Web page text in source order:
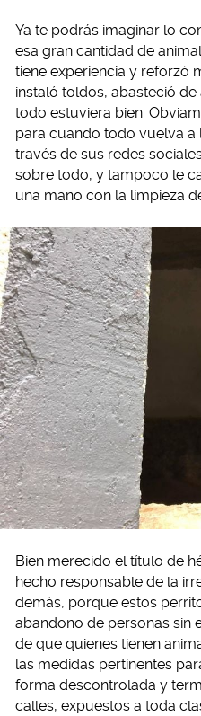
Ya te podrás imaginar lo
esa gran cantidad de
tiene experiencia y reforzó
instaló toldos, abasteció
todo estuviera bien.
para cuando todo vuelva a
través de sus redes
sobre todo, y tampoco le
una mano con la limpieza
Bien merecido el título de
hecho responsable de la
demás, porque estos
abandono de personas sin
de que quienes tienen
las medidas pertinentes
forma descontrolada y
calles, expuestos a toda